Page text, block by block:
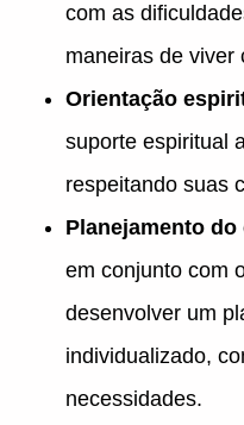
com as
maneiras de viver
Orientação
suporte espiritual
respeitando suas
Planejamento
em conjunto com
desenvolver um
individualizado,
necessidades.